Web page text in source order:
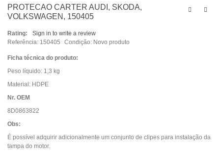
PROTECAO CARTER AUDI, SKODA,
VOLKSWAGEN, 150405
Rating:
Sign in to write a review
Referência: 150405 Condição: Novo produto
Ficha técnica do produto:
Peso líquido: 1,3 kg
Material: HDPE
Nr. OEM
8D0863822
Obs:
É possível adquirir adicionalmente um conjunto de clipes para instalação da
tampa do motor.